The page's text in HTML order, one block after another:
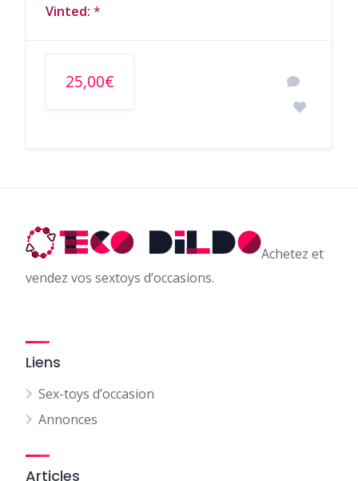
Vinted: *
25,00€
Achetez et
vendez vos sextoys d’occasions.
Liens
Sex-toys d’occasion
Annonces
Articles